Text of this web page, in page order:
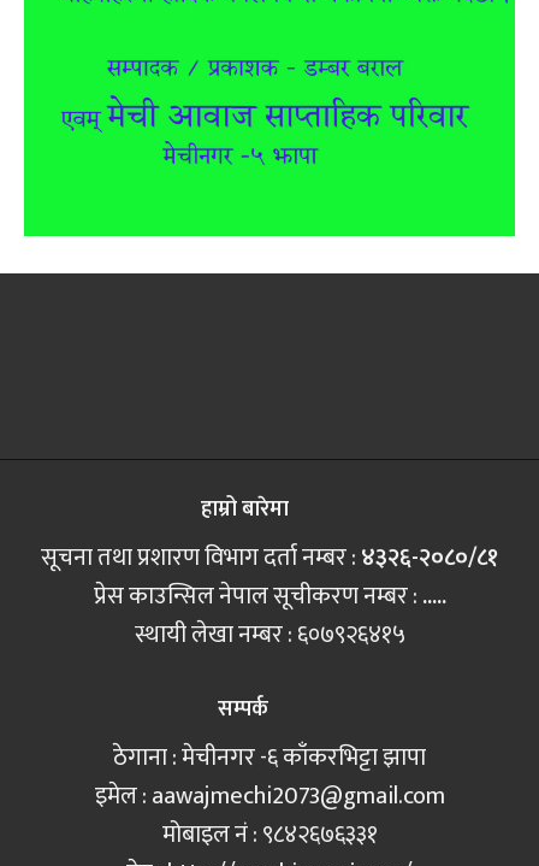
हाम्रो बारेमा
सूचना तथा प्रशारण विभाग दर्ता नम्बर :४३२६-२०८०/८१
प्रेस काउन्सिल नेपाल सूचीकरण नम्बर :.....
स्थायी लेखा नम्बर : ६०७९२६४१५
सम्पर्क
ठेगाना : मेचीनगर -६ काँकरभिट्टा झापा
इमेल :aawajmechi2073@gmail.com
मोबाइल नं‍ : ९८४२६७६३३१